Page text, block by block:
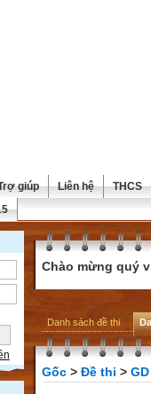
giúp Liên hệ
THCS
Chào mừng quý
Danh sách đề thi
Gốc > Đề thi >